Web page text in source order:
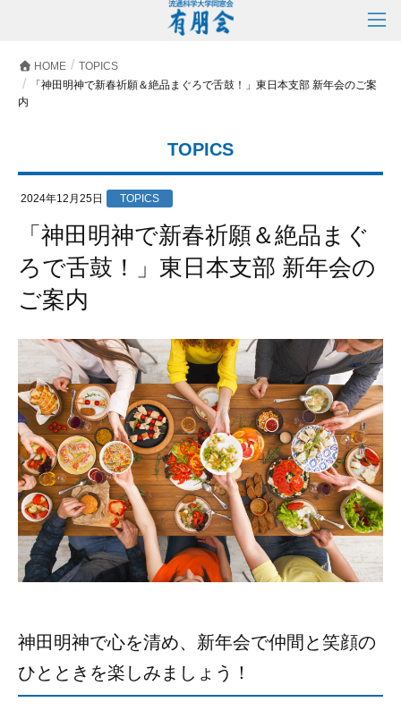
HOME
TOPICS
「神田明神で新春祈願＆絶品まぐろで舌鼓！」東日本支部 新年会のご案
内
TOPICS
2024年12月25日 TOPICS
「神田明神で新春祈願＆絶品まぐ
ろで舌鼓！」東日本支部 新年会の
ご案内
神田明神で心を清め、新年会で仲間と笑顔の
ひとときを楽しみましょう！